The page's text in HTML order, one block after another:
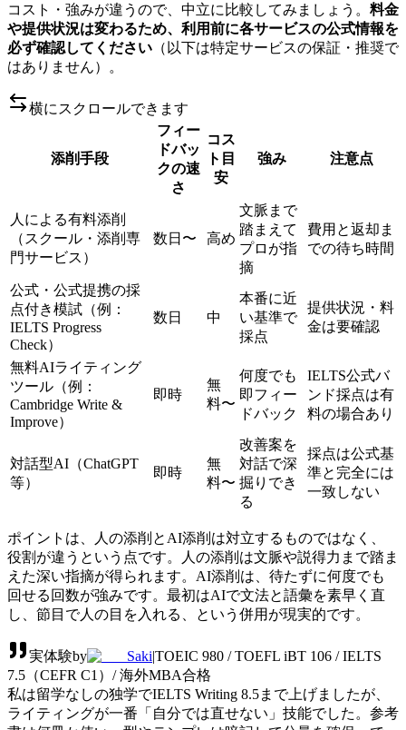
コスト・強みが違うので、中立に比較してみましょう。 料金
や提供状況は変わるため、利用前に各サービスの公式情報を
必ず確認してください （以下は特定サービスの保証・推奨で
はありません）。
横にスクロールできます
添削手段
フィー
ドバッ
クの速
さ
コス
ト目
安
強み 注意点
人による有料添削
（スクール・添削専
門サービス）
数日〜 高め
文脈まで
踏まえて
プロが指
摘
費用と返却ま
での待ち時間
公式・公式提携の採
点付き模試（例：
IELTS Progress
Check）
数日 中
本番に近
い基準で
採点
提供状況・料
金は要確認
無料AIライティング
ツール（例：
Cambridge Write &
Improve）
即時
無
料〜
何度でも
即フィー
ドバック
IELTS公式バ
ンド採点は有
料の場合あり
対話型AI（ChatGPT
等）
即時
無
料〜
改善案を
対話で深
掘りでき
る
採点は公式基
準と完全には
一致しない
ポイントは、人の添削とAI添削は対立するものではなく、
役割が違うという点です。人の添削は文脈や説得力まで踏ま
えた深い指摘が得られます。AI添削は、待たずに何度でも
回せる回数が強みです。最初はAIで文法と語彙を素早く直
し、節目で人の目を入れる、という併用が現実的です。
実体験by Saki|TOEIC 980 / TOEFL iBT 106 / IELTS
7.5（CEFR C1）/ 海外MBA合格
私は留学なしの独学でIELTS Writing 8.5まで上げましたが、
ライティングが一番「自分では直せない」技能でした。参考